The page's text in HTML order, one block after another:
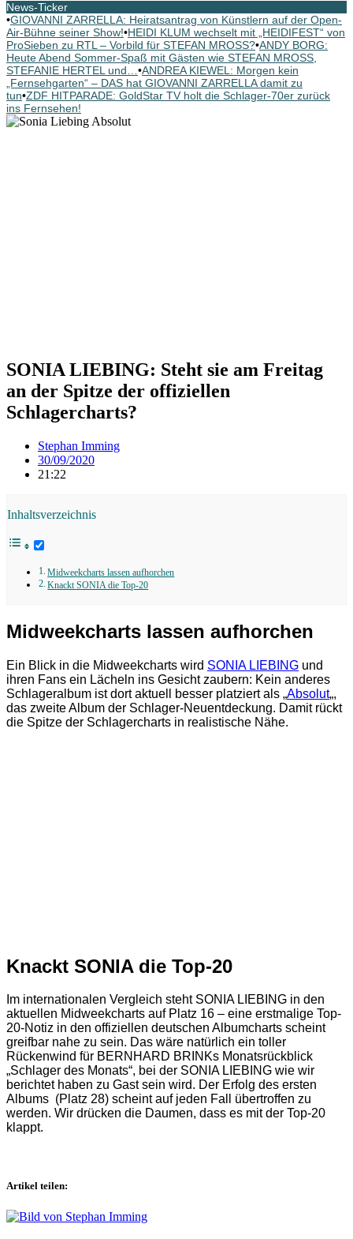
News-Ticker
•GIOVANNI ZARRELLA: Heiratsantrag von Künstlern auf der Open-
Air-Bühne seiner Show!•HEIDI KLUM wechselt mit „HEIDIFEST“ von
ProSieben zu RTL – Vorbild für STEFAN MROSS?•ANDY BORG:
Heute Abend Sommer-Spaß mit Gästen wie STEFAN MROSS,
STEFANIE HERTEL und… •ANDREA KIEWEL: Morgen kein
„Fernsehgarten“ – DAS hat GIOVANNI ZARRELLA damit zu
tun•ZDF HITPARADE: GoldStar TV holt die Schlager-70er zurück
ins Fernsehen!
SONIA LIEBING: Steht sie am Freitag
an der Spitze der offiziellen
Schlagercharts?
Stephan Imming
30/09/2020
21:22
Inhaltsverzeichnis
Midweekcharts lassen aufhorchen
Knackt SONIA die Top-20
Midweekcharts lassen aufhorchen
Ein Blick in die Midweekcharts wird SONIA LIEBING und
ihren Fans ein Lächeln ins Gesicht zaubern: Kein anderes
Schlageralbum ist dort aktuell besser platziert als „Absolut„,
das zweite Album der Schlager-Neuentdeckung. Damit rückt
die Spitze der Schlagercharts in realistische Nähe.
Knackt SONIA die Top-20
Im internationalen Vergleich steht SONIA LIEBING in den
aktuellen Midweekcharts auf Platz 16 – eine erstmalige Top-
20-Notiz in den offiziellen deutschen Albumcharts scheint
greifbar nahe zu sein. Das wäre natürlich ein toller
Rückenwind für BERNHARD BRINKs Monatsrückblick
„Schlager des Monats“, bei der SONIA LIEBING wie wir
berichtet haben zu Gast sein wird. Der Erfolg des ersten
Albums (Platz 28) scheint auf jeden Fall übertroffen zu
werden. Wir drücken die Daumen, dass es mit der Top-20
klappt.
Artikel teilen: